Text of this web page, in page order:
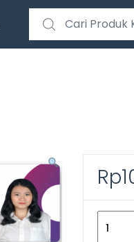
Search for:
Rp